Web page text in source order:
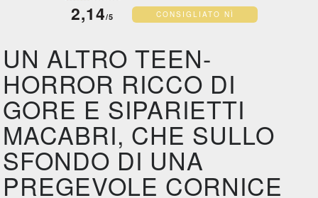
2,14/5 CONSIGLIATO NÌ
UN ALTRO TEEN-
HORROR RICCO DI
GORE E SIPARIETTI
MACABRI, CHE SULLO
SFONDO DI UNA
PREGEVOLE CORNICE